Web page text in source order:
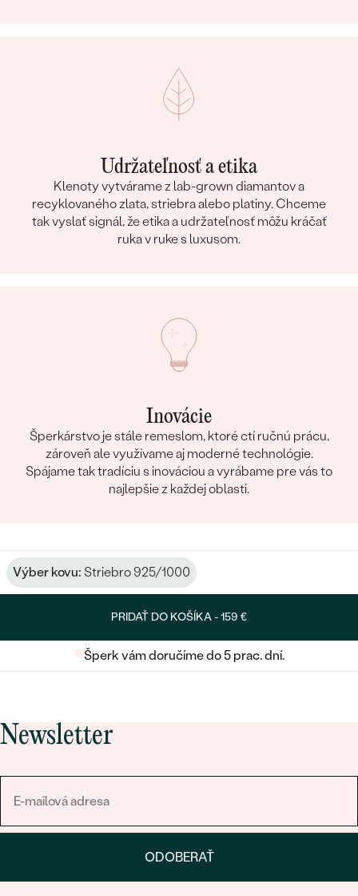
Udržateľnosť a etika
Klenoty vytvárame z lab-grown diamantov a
recyklovaného zlata, striebra alebo platiny. Chceme
tak vyslať signál, že etika a udržateľnosť môžu kráčať
ruka v ruke s luxusom.
Inovácie
Šperkárstvo je stále remeslom, ktoré ctí ručnú prácu,
zároveň ale využívame aj moderné technológie.
Spájame tak tradíciu s inováciou a vyrábame pre vás to
najlepšie z každej oblasti.
Výber kovu: Striebro 925/1000
PRIDAŤ DO KOŠÍKA -159 €
Šperk vám doručíme do 5 prac. dní.
Newsletter
ODOBERAŤ